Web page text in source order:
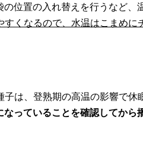
位置の入れ替えを行うなど、
くなるので、水温はこまめに
は、登熟期の高温の影響で休
っていることを確認してから